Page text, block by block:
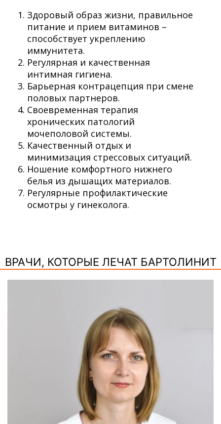
Здоровый образ жизни, правильное
питание и прием витаминов –
способствует укреплению
иммунитета.
Регулярная и качественная
интимная гигиена.
Барьерная контрацепция при смене
половых партнеров.
Своевременная терапия
хронических патологий
мочеполовой системы.
Качественный отдых и
минимизация стрессовых ситуаций.
Ношение комфортного нижнего
белья из дышащих материалов.
Регулярные профилактические
осмотры у гинеколога.
ВРАЧИ, КОТОРЫЕ ЛЕЧАТ БАРТОЛИНИТ